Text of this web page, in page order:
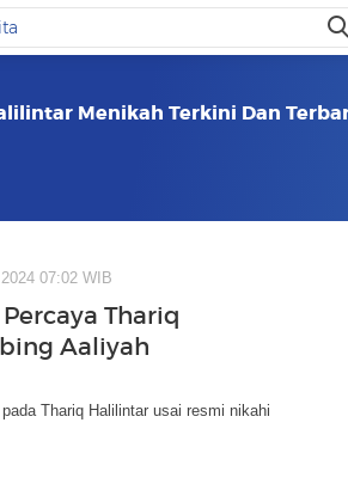
Menikah Terkini Dan
07:02 WIB
Thariq
Aaliyah
Thariq Halilintar usai resmi nikahi